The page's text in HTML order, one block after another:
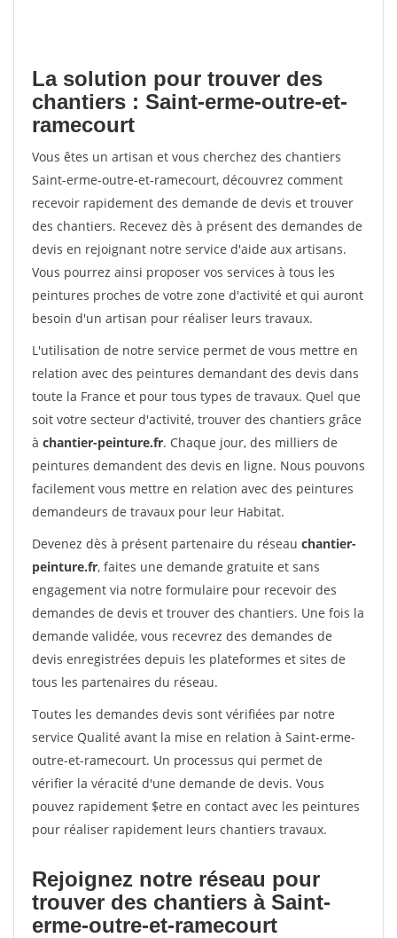
La solution pour trouver des
chantiers : Saint-erme-outre-et-
ramecourt
Vous êtes un artisan et vous cherchez des chantiers
Saint-erme-outre-et-ramecourt, découvrez comment
recevoir rapidement des demande de devis et trouver
des chantiers. Recevez dès à présent des demandes de
devis en rejoignant notre service d'aide aux artisans.
Vous pourrez ainsi proposer vos services à tous les
peintures proches de votre zone d'activité et qui auront
besoin d'un artisan pour réaliser leurs travaux.
L'utilisation de notre service permet de vous mettre en
relation avec des peintures demandant des devis dans
toute la France et pour tous types de travaux. Quel que
soit votre secteur d'activité, trouver des chantiers grâce
à chantier-peinture.fr. Chaque jour, des milliers de
peintures demandent des devis en ligne. Nous pouvons
facilement vous mettre en relation avec des peintures
demandeurs de travaux pour leur Habitat.
Devenez dès à présent partenaire du réseau chantier-
peinture.fr, faites une demande gratuite et sans
engagement via notre formulaire pour recevoir des
demandes de devis et trouver des chantiers. Une fois la
demande validée, vous recevrez des demandes de
devis enregistrées depuis les plateformes et sites de
tous les partenaires du réseau.
Toutes les demandes devis sont vérifiées par notre
service Qualité avant la mise en relation à Saint-erme-
outre-et-ramecourt. Un processus qui permet de
vérifier la véracité d'une demande de devis. Vous
pouvez rapidement $etre en contact avec les peintures
pour réaliser rapidement leurs chantiers travaux.
Rejoignez notre réseau pour
trouver des chantiers à Saint-
erme-outre-et-ramecourt